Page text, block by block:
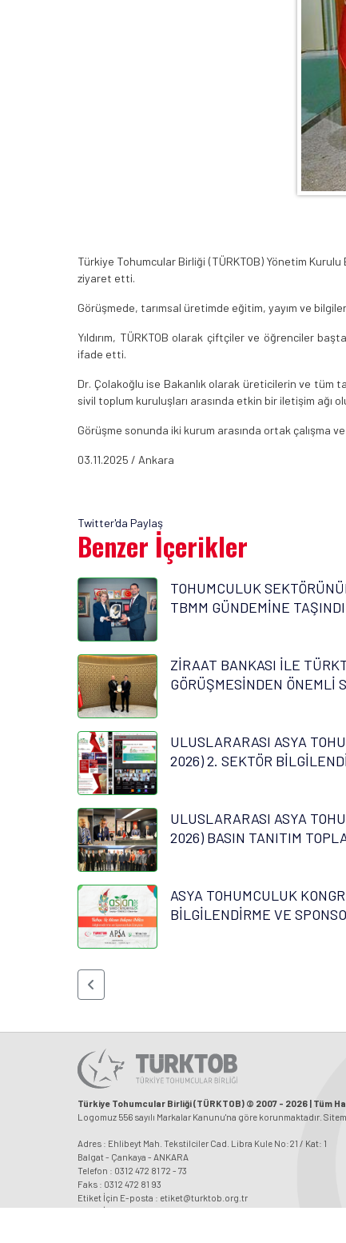
Türkiye Tohumcular Birliği (TÜRKTOB) Yönetim Kurulu
ziyaret etti.
Görüşmede, tarımsal üretimde eğitim, yayım ve
Yıldırım, TÜRKTOB olarak çiftçiler ve öğrenciler
ifade etti.
Dr. Çolakoğlu ise Bakanlık olarak üreticilerin ve tüm
sivil toplum kuruluşları arasında etkin bir iletişim ağı
Görüşme sonunda iki kurum arasında ortak çalışma
03.11.2025 / Ankara
Twitter'da Paylaş
Benzer İçerikler
TOHUMCULUK
TBMM GÜNDEMİNE TAŞINDI
ZİRAAT BANKASI İLE
GÖRÜŞMESİNDEN ÖNEMLİ
ULUSLARARASI ASYA
2026) 2. SEKTÖR
ULUSLARARASI ASYA
2026) BASIN TANITIM
ASYA TOHUMCULUK
BİLGİLENDİRME VE
Türkiye Tohumcular Birliği (TÜRKTOB) © 2007 - 2026 | Tüm
Logomuz 556 sayılı Markalar Kanunu'na göre korunmaktadır.
Adres : Ehlibeyt Mah. Tekstilciler Cad. Libra Kule No:21 / Kat: 1
Balgat - Çankaya - ANKARA
Telefon : 0312 472 81 72 - 73
Faks : 0312 472 81 93
Etiket İçin E-posta : etiket@turktob.org.tr
Etiket İçin Faks : 0312 472 81 96